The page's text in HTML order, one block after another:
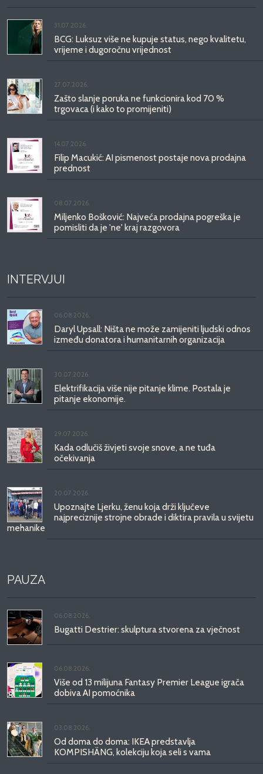
31.07.2026.
BCG: Luksuz više ne kupuje status, nego kvalitetu,
vrijeme i dugoročnu vrijednost
27.07.2026.
Zašto slanje poruka ne funkcionira kod 70 %
trgovaca (i kako to promijeniti)
14.07.2026.
Filip Macukić: AI pismenost postaje nova prodajna
prednost
08.07.2026.
Miljenko Bošković: Najveća prodajna pogreška je
pomisliti da je 'ne' kraj razgovora
INTERVJUI
06.08.2026.
Daryl Upsall: Ništa ne može zamijeniti ljudski odnos
između donatora i humanitarnih organizacija
30.07.2026.
Elektrifikacija više nije pitanje klime. Postala je
pitanje ekonomije.
29.07.2026.
Kada odlučiš živjeti svoje snove, a ne tuđa
očekivanja
20.07.2026.
Upoznajte Ljerku, ženu koja drži ključeve
najpreciznije strojne obrade i diktira pravila u svijetu
mehanike
PAUZA
06.08.2026.
Bugatti Destrier: skulptura stvorena za vječnost
06.08.2026.
Više od 13 milijuna Fantasy Premier League igrača
dobiva AI pomoćnika
03.08.2026.
Od doma do doma: IKEA predstavlja
KOMPISHÄNG, kolekciju koja seli s vama